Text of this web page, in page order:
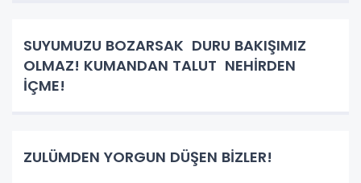
SUYUMUZU BOZARSAK DURU BAKIŞIMIZ
OLMAZ! KUMANDAN TALUT NEHİRDEN
İÇME!
ZULÜMDEN YORGUN DÜŞEN BİZLER!